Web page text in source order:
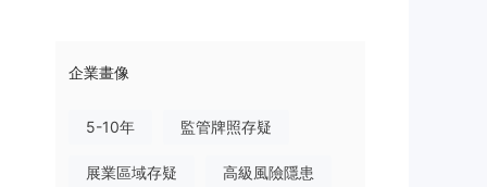
企業畫像
5-10年 監管牌照存疑
展業區域存疑 高級風險隱患